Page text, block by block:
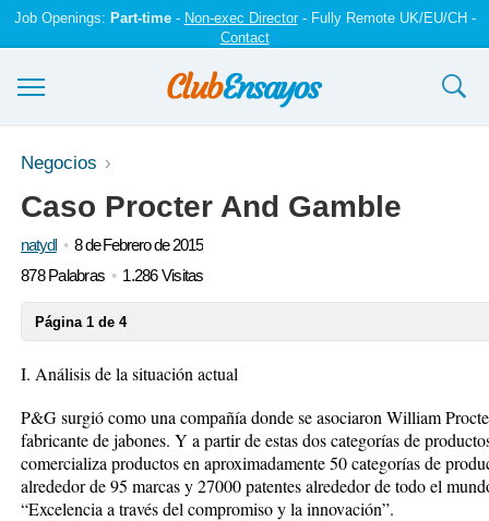
Job Openings: Part-time- Non-exec Director- Fully Remote UK/EU/CH -
Contact
Ensayos y trabajos
Registrarse
Iniciar sesión
Negocios
Caso Procter And Gamble
natydl
8 de Febrero de 2015
878 Palabras
1.286 Visitas
Página 1 de 4
I. Análisis de la situación actual
P&G surgió como una compañía donde se asociaron William
fabricante de jabones. Y a partir de estas dos categorías de
comercializa productos en aproximadamente 50 categorías de
alrededor de 95 marcas y 27000 patentes alrededor de todo el
“Excelencia a través del compromiso y la innovación”.